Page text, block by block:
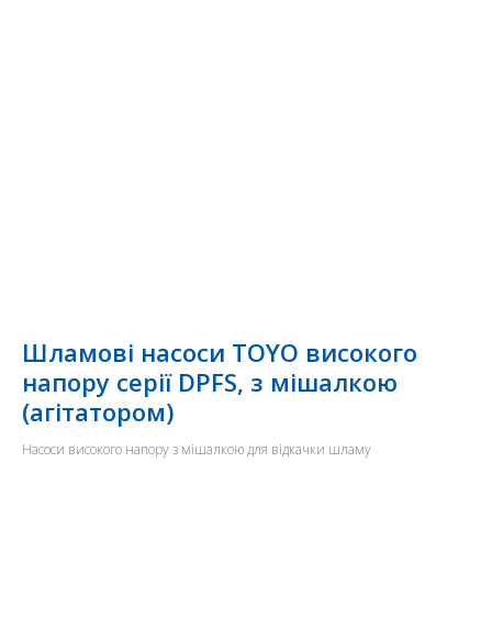
Шламові насоси TOYO високого
напору серії DPFS, з мішалкою
(агітатором)
Насоси високого напору з мішалкою для відкачки шламу